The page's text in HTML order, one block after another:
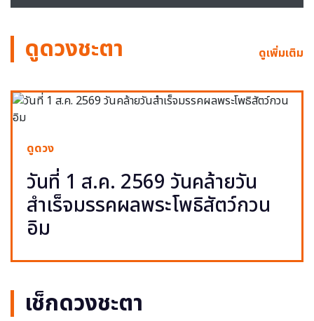
ดูดวงชะตา ดูเพิ่มเติม
ดูดวง
วันที่ 1 ส.ค. 2569 วันคล้ายวัน
สำเร็จมรรคผลพระโพธิสัตว์กวน
อิม
เช็กดวงชะตา